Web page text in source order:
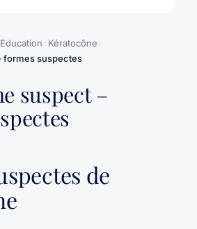
Kératocône
formes suspectes
suspect –
de